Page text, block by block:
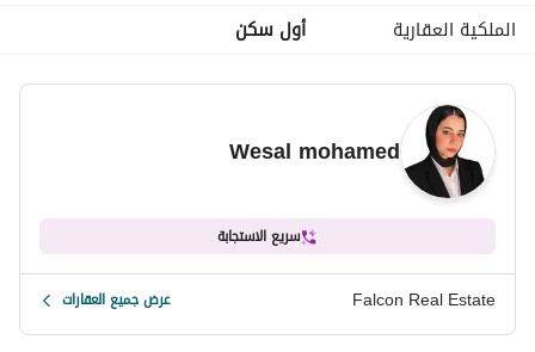
الملكية العقارية
أول سكن
Wesal mohamed
سريع الاستجابة
Falcon Real Estate عرض جميع العقارات